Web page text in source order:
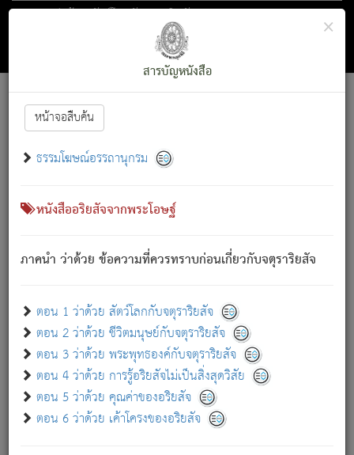
ตอน 1 ว่าด้วย สัตว์โลกกับจตุราริยสัจ
สารบัญ×
สารบัญหนังสือ
หน้าจอสืบค้น
ธรรมโฆษณ์อรรถานุกรม
หนังสืออริยสัจจากพระโอษฐ์
ภาคนำ ว่าด้วย ข้อความที่ควรทราบก่อนเกี่ยวกับจตุราริยสัจ
ตอน 1 ว่าด้วย สัตว์โลกกับจตุราริยสัจ
ตอน 2 ว่าด้วย ชีวิตมนุษย์กับจตุราริยสัจ
ตอน 3 ว่าด้วย พระพุทธองค์กับจตุราริยสัจ
ตอน 4 ว่าด้วย การรู้อริยสัจไม่เป็นสิ่งสุดวิสัย
ตอน 5 ว่าด้วย คุณค่าของอริยสัจ
ตอน 6 ว่าด้วย เค้าโครงของอริยสัจ
Font :15 ]||
สัตว์โลกนี้ เกิดความเดือดร้อนแล้ว มีผัสสะบังหน้า
เขาสำคัญสิ่งใด โดยความเป็นประการใด แต่สิ่งนั้นย่อมเป็น
(ตามที่เป็นจริง) โดยประการอื่นจากที่เขาสำคัญนั้น
สัตว์โลกติดข้องอยู่ในภพ ถูกภพบังหน้าแล้ว มีภพโดยความ
เป็นอย่างอื่น (จากที่มันเป็นอยู่จริง) จึงได้เพลิดเพลินยิ่งนักในภพ
เขาเพลิดเพลินยิ่งนักในสิ่งใด สิ่งนั้นเป็นภัย (ที่เขาไม่รู้จัก)
เขากลัวต่อสิ่งใดสิ่งนั้นเป็นทุกข์
พรหมจรรย์นี้ อันบุคคลย่อมประพฤติ ก็เพื่อการละขาดซึ่ง
ภพ.
สมณะหรือพราหมณ์เหล่าใด กล่าวความหลุดพ้นจากภพว่า
มีได้เพราะภพ เรากล่าวว่า สมณะหรือพราหมณ์ทั้งปวงนั้น
มิใช่ผู้หลดพ้นจากภพ.